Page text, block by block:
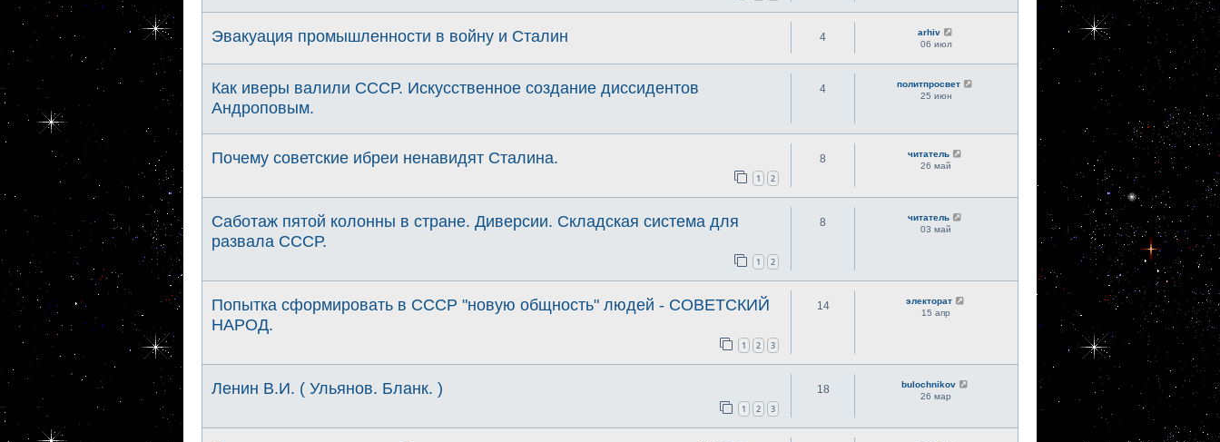
Эвакуация промышленности в войну и Сталин 4
arhiv
06 июл
Как иверы валили СССР. Искусственное создание диссидентов
Андроповым.
4
политпросвет
25 июн
Почему советские ибреи ненавидят Сталина.
1 2
8
читатель
26 май
Саботаж пятой колонны в стране. Диверсии. Складская система для
развала СССР.
1 2
8
читатель
03 май
Попытка сформировать в СССР "новую общность" людей - СОВЕТСКИЙ
НАРОД.
1 2 3
14
электорат
15 апр
Ленин В.И. ( Ульянов. Бланк. )
1 2 3
18
bulochnikov
26 мар